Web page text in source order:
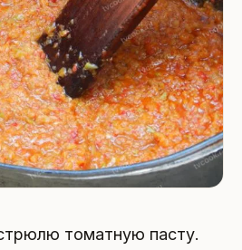
томатную пасту.